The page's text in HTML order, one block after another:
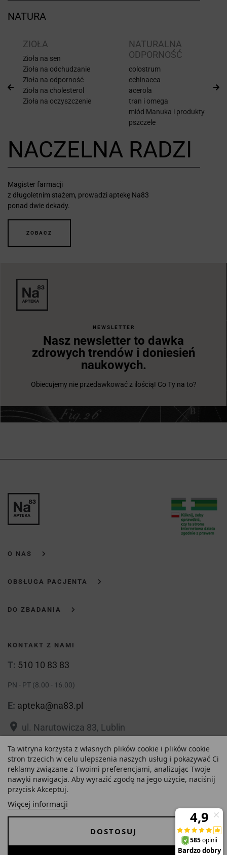
15,81 zł
- +
NATURA
ZIOŁA
Zioła na sen
Zioła na odchudzanie
Zioła na odporność
Zioła na cholesterol
Zioła na oczyszczenie
NATURALNA
ODPORNOŚĆ
colostrum
echinacea
acerola
tran i omega
miód Manuka i produkty
pszczele
NACZELNA RADZI
Magister farmacji
z długoletnim stażem, prowadzi aptekę Na83
ponad dwie dekady.
ZOBACZ
NEWSLETTER
Nasz newsletter to dawka
zdrowych trendów i doniesień
naukowych.
Obiecujemy nie przedawkować z ilością! Co Ty na to?
O NAS
OBSŁUGA PACJENTA
DO ZBADANIA
KONTAKT Z NAMI
T: 510 10 83 83
PN - PT (8.00 - 16.00)
E: apteka@na83.pl
place ul. Narutowicza 83, Lublin
placeul. 1 Maja 36, Lublin
Ta witryna korzysta z własnych plików cookie i plików cookie
stron trzecich w celu ulepszenia naszych usług i pokazywać Ci
reklamy związane z Twoimi preferencjami, analizując Twoje
nawyki nawigacja. Aby wyrazić zgodę na jego użycie, naciśnij
przycisk Akceptuj.
Więcej informacji
DOSTOSUJ
O nas Zezwolenie
FAQ